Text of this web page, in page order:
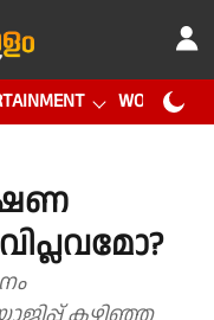
WORLD CUP